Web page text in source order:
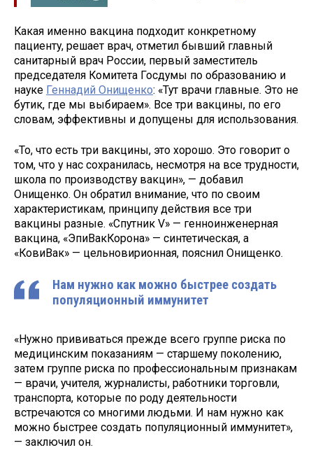
Какая именно вакцина подходит конкретному
пациенту, решает врач, отметил бывший главный
санитарный врач России, первый заместитель
председателя Комитета Госдумы по образованию и
науке Геннадий Онищенко: «Тут врачи главные. Это не
бутик, где мы выбираем». Все три вакцины, по его
словам, эффективны и допущены для использования.
«То, что есть три вакцины, это хорошо. Это говорит о
том, что у нас сохранилась, несмотря на все трудности,
школа по производству вакцин», — добавил
Онищенко. Он обратил внимание, что по своим
характеристикам, принципу действия все три
вакцины разные. «Спутник V» — генноинженерная
вакцина, «ЭпиВакКорона» — синтетическая, а
«КовиВак» — цельновирионная, пояснил Онищенко.
Нам нужно как можно быстрее создать
популяционный иммунитет
«Нужно прививаться прежде всего группе риска по
медицинским показаниям — старшему поколению,
затем группе риска по профессиональным признакам
— врачи, учителя, журналисты, работники торговли,
транспорта, которые по роду деятельности
встречаются со многими людьми. И нам нужно как
можно быстрее создать популяционный иммунитет»,
— заключил он.